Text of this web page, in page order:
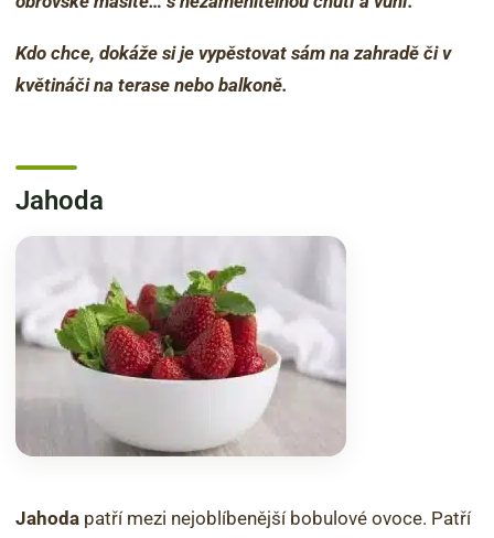
Kdo chce, dokáže si je vypěstovat sám na zahradě či v
květináči na terase nebo balkoně.
Jahoda
Jahoda patří mezi nejoblíbenější bobulové ovoce. Patří